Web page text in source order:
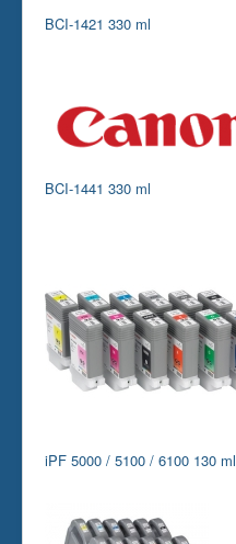
BCI-1421 330 ml
BCI-1441 330 ml
iPF 5000 / 5100 / 6100 130 ml